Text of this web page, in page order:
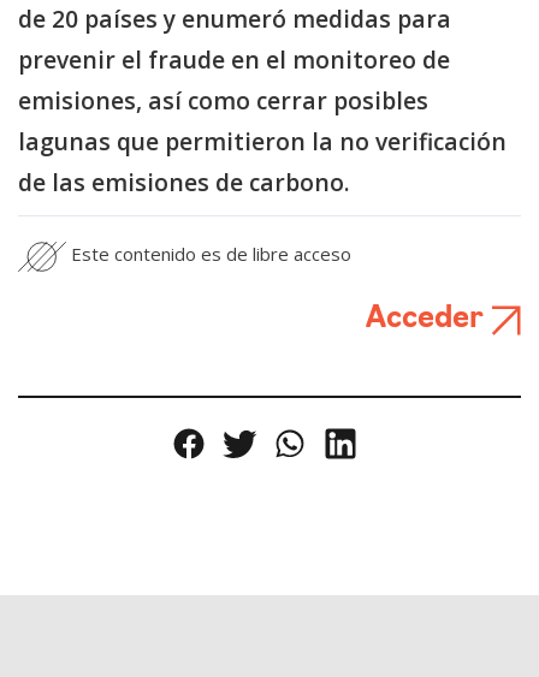
de 20 países y enumeró medidas para
prevenir el fraude en el monitoreo de
emisiones, así como cerrar posibles
lagunas que permitieron la no verificación
de las emisiones de carbono.
Este contenido es de libre acceso
Acceder